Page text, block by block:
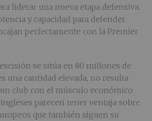
liderar una nueva etapa defensiva.
y capacidad para defender
perfectamente con la Premier
se sitúa en 80 millones de
una cantidad elevada, no resulta
club con el músculo económico
parecen tener ventaja sobre
que también siguen su